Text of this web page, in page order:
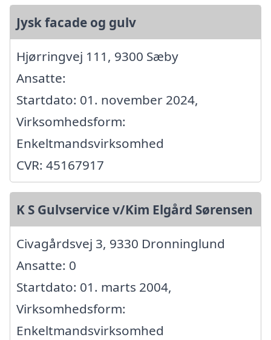
Jysk facade og gulv
Hjørringvej 111, 9300 Sæby
Ansatte:
Startdato: 01. november 2024,
Virksomhedsform:
Enkeltmandsvirksomhed
CVR: 45167917
K S Gulvservice v/Kim Elgård Sørensen
Civagårdsvej 3, 9330 Dronninglund
Ansatte: 0
Startdato: 01. marts 2004,
Virksomhedsform:
Enkeltmandsvirksomhed